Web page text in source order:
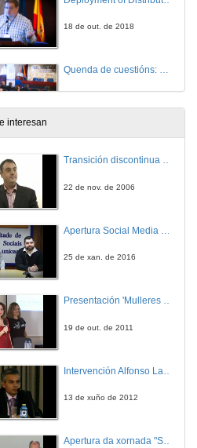
18 de out. de 2018
Quenda de cuestións: Deployment of Distributed TensorFlow on Finis Terrae II
Keys on transfer learning for Deep Neural Networks
18 de out. de 2018
interesan
Transición discontinua de partículas de microgel termosensible
22 de nov. de 2006
25 de xan. de 2016
Presentación 'Mulleres no software libre'
19 de out. de 2011
13 de xuño de 2012
Apertura da xornada "Smart-Energy, Smart-City"